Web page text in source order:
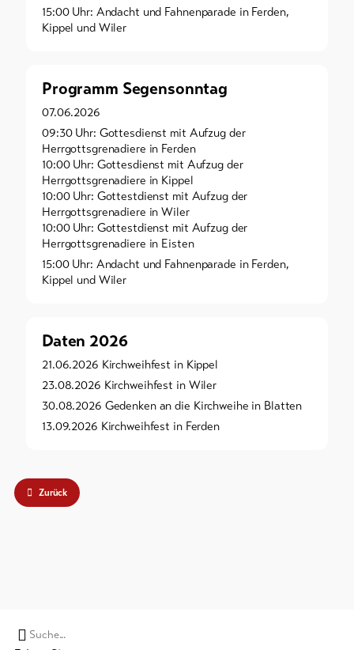
15:00 Uhr: Andacht und Fahnenparade in Ferden,
Kippel und Wiler
Programm Segensonntag
07.06.2026
09:30 Uhr: Gottesdienst mit Aufzug der
Herrgottsgrenadiere in Ferden
10:00 Uhr: Gottesdienst mit Aufzug der
Herrgottsgrenadiere in Kippel
10:00 Uhr: Gottestdienst mit Aufzug der
Herrgottsgrenadiere in Wiler
10:00 Uhr: Gottestdienst mit Aufzug der
Herrgottsgrenadiere in Eisten
15:00 Uhr: Andacht und Fahnenparade in Ferden,
Kippel und Wiler
Daten 2026
21.06.2026 Kirchweihfest in Kippel
23.08.2026 Kirchweihfest in Wiler
30.08.2026 Gedenken an die Kirchweihe in Blatten
13.09.2026 Kirchweihfest in Ferden
Zurück
Suchwort